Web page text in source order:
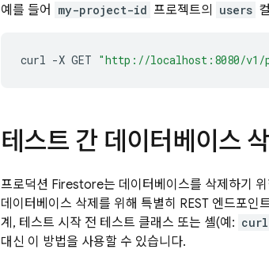
예를 들어 my-project-id 프로젝트의 users
curl -X GET "http://localhost:8080/v1/
테스트 간 데이터베이스 삭
프로덕션 Firestore는 데이터베이스를 삭제하기
데이터베이스 삭제를 위해 특별히 REST 엔드포
계, 테스트 시작 전 테스트 클래스 또는 셸(예: curl
대신 이 방법을 사용할 수 있습니다.